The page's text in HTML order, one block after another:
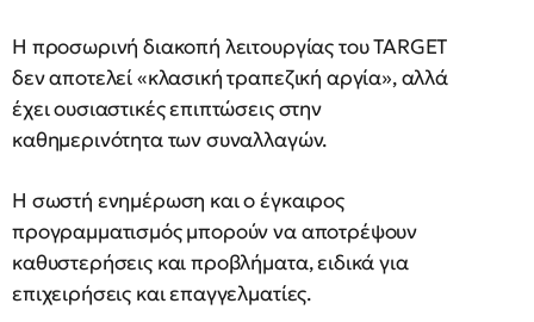
Η προσωρινή διακοπή λειτουργίας του TARGET
δεν αποτελεί «κλασική τραπεζική αργία», αλλά
έχει ουσιαστικές επιπτώσεις στην
καθημερινότητα των συναλλαγών.
Η σωστή ενημέρωση και ο έγκαιρος
προγραμματισμός μπορούν να αποτρέψουν
καθυστερήσεις και προβλήματα, ειδικά για
επιχειρήσεις και επαγγελματίες.